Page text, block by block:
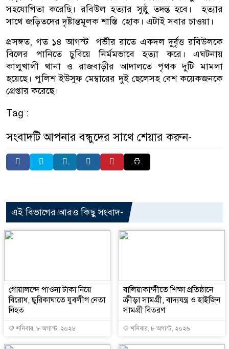
সহযোগিতা করেছি। রবিউল হত্যার সুষ্ঠু তদন্ত হবে। হত্যার
সাথে জড়িতদের দৃষ্টান্তমূলক শাস্তি হোক। এটাই সবার চাওয়া।
প্রসঙ্গত, গত ১৪ আগস্ট গভীর রাতে একদল দুর্বৃত্ত রবিউলকে
বিলের পানিতে চুবিয়ে নির্মমভাবে হত্যা করে। এঘটনায়
কালুখালী থানা ও রাজবাড়ীর আদালতে পৃথক দুটি মামলা
হয়েছে। পুলিশ ইউসুফ মেম্বারের দুই ছেলেসহ বেশ কয়েকজনকে
গ্রেপ্তার করেছে।
Tag :
সংবাদটি আপনার বন্ধুদের সাথে শেয়ার করুন-
এই বিভাগের আরও কিছু সংবাদ-
গোয়ালন্দে পাওনা টাকা নিয়ে
বিরোধ, ছুরিকাঘাতে যুবলীগ নেতা
নিহত
শনিবার, ৮ অগাস্ট, ২০২৬
বালিয়াকান্দীতে শিক্ষা প্রতিষ্ঠানে
ক্রীড়া সামগ্রী, বাদ্যযন্ত্র ও হাইজিন
সামগ্রী বিতরণ
শনিবার, ৮ অগাস্ট, ২০২৬